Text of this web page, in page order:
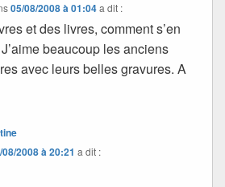
05/08/2008 à 01:04 a dit :
et des livres, comment s’en
beaucoup les anciens
avec leurs belles gravures. A
2008 à 20:21 a dit :